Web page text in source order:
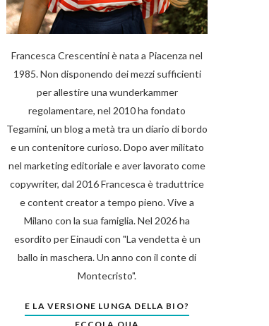
Francesca Crescentini è nata a Piacenza nel
1985. Non disponendo dei mezzi sufficienti
per allestire una wunderkammer
regolamentare, nel 2010 ha fondato
Tegamini, un blog a metà tra un diario di bordo
e un contenitore curioso. Dopo aver militato
nel marketing editoriale e aver lavorato come
copywriter, dal 2016 Francesca è traduttrice
e content creator a tempo pieno. Vive a
Milano con la sua famiglia. Nel 2026 ha
esordito per Einaudi con "La vendetta è un
ballo in maschera. Un anno con il conte di
Montecristo".
E LA VERSIONE LUNGA DELLA BIO?